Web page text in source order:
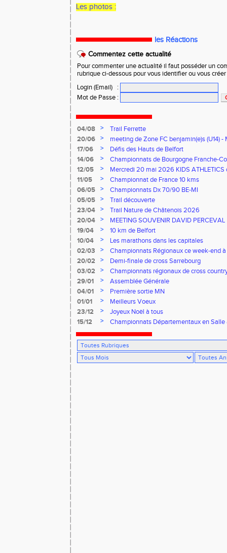
Les photos :
les Réactions
Commentez cette actualité
Pour commenter une actualité il faut posséder un
rubrique ci-dessous pour vous identifier ou vous
Login (Email)
:
Mot de Passe :
04/08 >
Trail Ferrette
20/06
>
meeting de Zone FC benjamin(e)s (U14) -
17/06
>
Défis des Hauts de Belfort
14/06
>
Championnats de Bourgogne Franche-
Florentin, le 14 juin 2026
12/05 >
Mercredi 20 mai 2026 KIDS ATHLETICS
11/05
>
Championnat de France 10 kms
06/05
>
Championnats Dx 70/90 BE-MI
05/05
>
Trail découverte
23/04
>
Trail Nature de Châtenois 2026
20/04
>
MEETING SOUVENIR DAVID PERCEVAL
19/04
>
10 km de Belfort
10/04
>
Les marathons dans les capitales
02/03
>
Championnats Régionaux ce week-end
20/02
>
Demi-finale de cross Sarrebourg
03/02
>
Championnats régionaux de cross
29/01
>
Assemblée Générale
04/01
>
Première sortie MN
01/01
>
Meilleurs Voeux
23/12
>
Joyeux Noël à tous
15/12
> Championnats Départementaux en Salle